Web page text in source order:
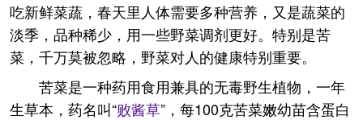
吃新鲜菜蔬，春天里人体需要多种营养，又是蔬菜的
淡季，品种稀少，用一些野菜调剂更好。特别是苦
菜，千万莫被忽略，野菜对人的健康特别重要。
苦菜是一种药用食用兼具的无毒野生植物，一年
生草本，药名叫“败酱草”，每100克苦菜嫩幼苗含蛋白